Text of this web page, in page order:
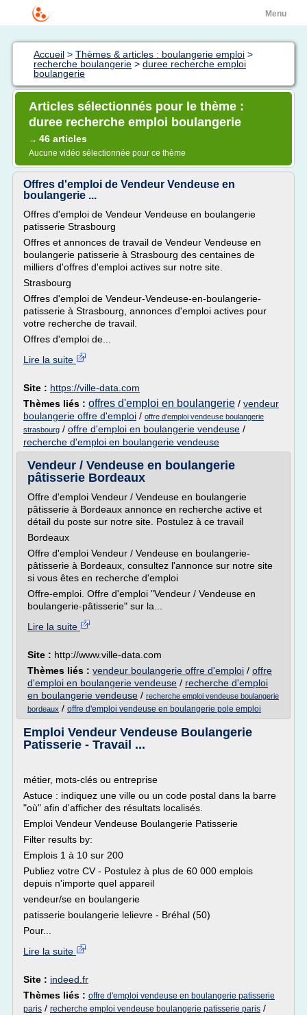
Menu
Accueil > Thèmes & articles : boulangerie emploi >
recherche boulangerie > duree recherche emploi
boulangerie
Articles sélectionnés pour le thème :
duree recherche emploi boulangerie
→ 46 articles
Aucune vidéo sélectionnée pour ce thème
Offres d'emploi de Vendeur Vendeuse en
boulangerie ...
Offres d'emploi de Vendeur Vendeuse en boulangerie
patisserie Strasbourg
Offres et annonces de travail de Vendeur Vendeuse en
boulangerie patisserie à Strasbourg des centaines de
milliers d'offres d'emploi actives sur notre site.
Strasbourg
Offres d'emploi de Vendeur-Vendeuse-en-boulangerie-
patisserie à Strasbourg, annonces d'emploi actives pour
votre recherche de travail.
Offres d'emploi de...
Lire la suite
Site : https://ville-data.com
Thèmes liés : offres d'emploi en boulangerie / vendeur
boulangerie offre d'emploi / offre d'emploi vendeuse boulangerie
strasbourg / offre d'emploi en boulangerie vendeuse /
recherche d'emploi en boulangerie vendeuse
Vendeur / Vendeuse en boulangerie
pâtisserie Bordeaux
Offre d'emploi Vendeur / Vendeuse en boulangerie
pâtisserie à Bordeaux annonce en recherche active et
détail du poste sur notre site. Postulez à ce travail
Bordeaux
Offre d'emploi Vendeur / Vendeuse en boulangerie-
pâtisserie à Bordeaux, consultez l'annonce sur notre site
si vous êtes en recherche d'emploi
Offre-emploi. Offre d'emploi "Vendeur / Vendeuse en
boulangerie-pâtisserie" sur la...
Lire la suite
Site : http://www.ville-data.com
Thèmes liés : vendeur boulangerie offre d'emploi / offre
d'emploi en boulangerie vendeuse / recherche d'emploi
en boulangerie vendeuse / recherche emploi vendeuse boulangerie
bordeaux / offre d'emploi vendeuse en boulangerie pole emploi
Emploi Vendeur Vendeuse Boulangerie
Patisserie - Travail ...
métier, mots-clés ou entreprise
Astuce : indiquez une ville ou un code postal dans la barre
"où" afin d'afficher des résultats localisés.
Emploi Vendeur Vendeuse Boulangerie Patisserie
Filter results by:
Emplois 1 à 10 sur 200
Publiez votre CV - Postulez à plus de 60 000 emplois
depuis n'importe quel appareil
vendeur/se en boulangerie
patisserie boulangerie lelievre - Bréhal (50)
Pour...
Lire la suite
Site : indeed.fr
Thèmes liés : offre d'emploi vendeuse en boulangerie patisserie
paris / recherche emploi vendeuse boulangerie patisserie paris /